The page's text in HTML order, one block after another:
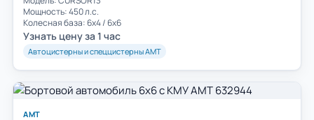
Мощность: 450 л.с.
Колесная база: 6х4 / 6х6
Узнать цену за 1 час
Автоцистерны и спеццистерны АМТ
АМТ